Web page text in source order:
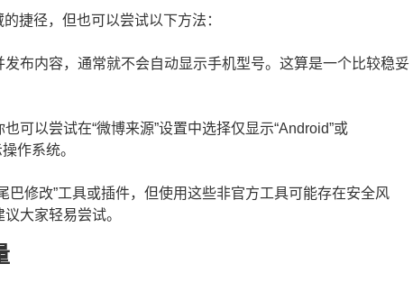
捷径，但也可以尝试以下方法：
发布内容，通常就不会自动显示手机型号。这算是一个比较稳妥
可以尝试在“微博来源”设置中选择仅显示“Android”或
作系统。
巴修改”工具或插件，但使用这些非官方工具可能存在安全风
大家轻易尝试。